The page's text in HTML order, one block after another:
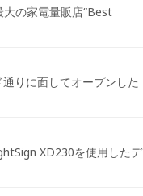
の家電量販店“Best
りに面してオープンした
XD230を使用したデ